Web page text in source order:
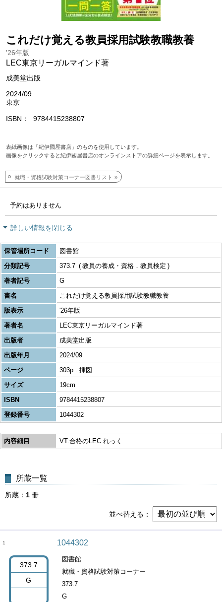
これだけ覚える教員採用試験教職教養
'26年版
LEC東京リーガルマインド著
成美堂出版
2024/09
東京
ISBN 9784415238807
表紙画像は「紀伊國屋書店」のものを使用しています。
画像をクリックすると紀伊國屋書店のオンラインストアの詳細ページを表示します。
就職・資格試験対策コーナー図書リスト
予約はありません
詳しい情報を閉じる
保管場所コード
図書館
分類記号
373.7
教員の養成・資格．教員検定
著者記号
G
書名
これだけ覚える教員採用試験教職教養
版表示
'26年版
著者名
LEC東京リーガルマインド著
出版者
成美堂出版
出版年月
2024/09
ページ
303p : 挿図
サイズ
19cm
ISBN
9784415238807
登録番号
1044302
内容細目 VT:合格のLEC れっく
所蔵一覧
所蔵 1 冊
並べ替える
1
373.7
G
1044302
図書館
就職・資格試験対策コーナー
373.7
G